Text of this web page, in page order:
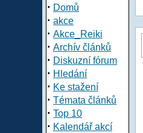
· Domů
· akce
· Akce_Reiki
· Archív článků
· Diskuzní fórum
· Hledání
· Ke stažení
· Témata článků
· Top 10
· Kalendář akcí